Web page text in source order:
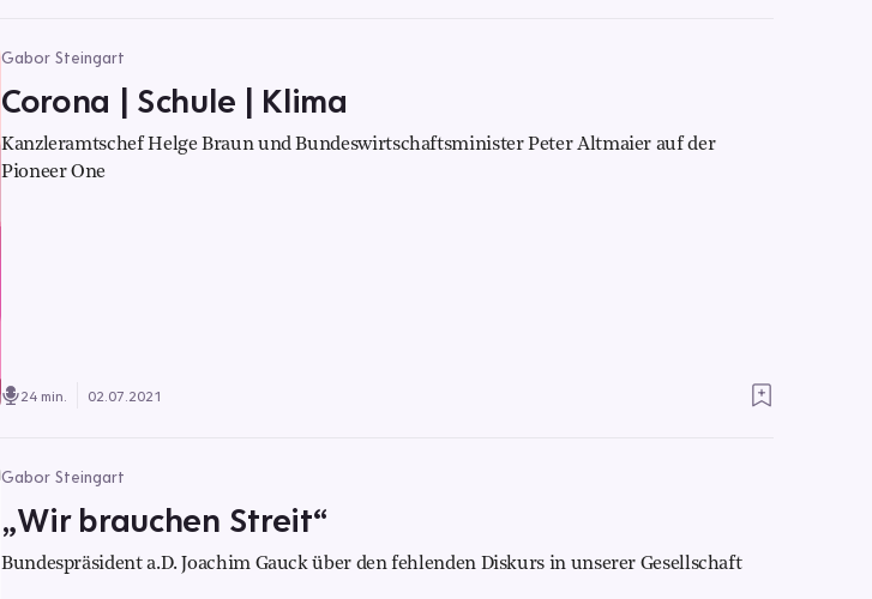
Gabor Steingart
Corona | Schule | Klima
Kanzleramtschef Helge Braun und Bundeswirtschaftsminister Peter Altmaier auf der
Pioneer One
24 min. 02.07.2021
Gabor Steingart
„Wir brauchen Streit“
Bundespräsident a.D. Joachim Gauck über den fehlenden Diskurs in unserer Gesellschaft